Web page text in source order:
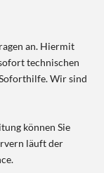
an. Hiermit
technischen
Wir sind
können Sie
läuft der